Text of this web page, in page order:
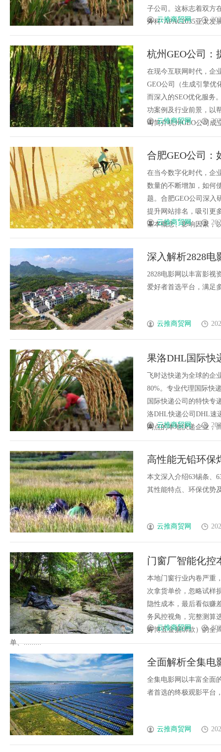
子公司。这标志着双方
外科"APAC2035亚太发
云推商贸网
杭州GEO公司：
在现今互联网时代，企
GEO公司（生成引擎优
而深入的SEO优化服务
功案例及行业前景，以
司简介杭州GEO公司成
云推商贸网
合肥GEO公司
见度
在当今数字化时代，企
数量的不断增加，如何
题。合肥GEO公司深入
提升网站排名，吸引更
基本概念、影响因素，
云推商贸网
深入解析2828
2828电影网以丰富影视
爱好者首选平台，满足
云推商贸网
果洛DHL国际快
飞时达快递为全球的企
80%。专业代理国际快
国际快递公司的特快专
洛DHL快递公司DHL速
网点的本地快递企业，
云推商贸网
高性能无铅环保
本文深入介绍63锡条、
其性能特点、环保优势
云推商贸网
门窗厂智能化控
成本拆解，规避
本地门窗行业内卷严重
次拿货单价，忽略试样
隐性成本，最后看似赚
务风控视角，完整测算
好博五金捆绑款）的全
单、.........
云推商贸网
全面解析全集电
全集电影网以丰富全面
者首选的终极观影平台
云推商贸网